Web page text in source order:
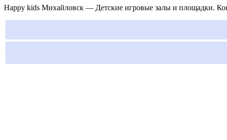
Happy kids Михайловск — Детские игровые залы и площадки.